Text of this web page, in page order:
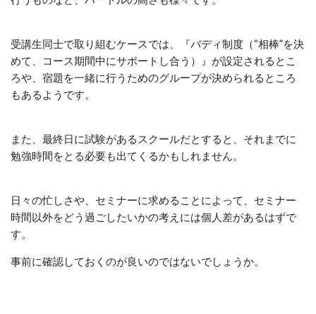
受講生同士で取り組むケースでは、『バディ制度（“相棒”を決
めて、コース期間中にサポートし合う）』が設定されるとこ
ろや、宿題を一緒に行うためのグループが決められるところ
もあるようです。
また、最終日に試験があるスクールだとすると、それまでに
勉強時間をとる必要も出てくるかもしれません。
日々の忙しさや、セミナーに求めることによって、セミナー
時間以外をどう過ごしたいかの考えには個人差があるはずで
す。
事前に確認しておくのが良いのではないでしょうか。